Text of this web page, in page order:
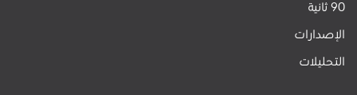
90 ثانية
الإصدارات
التحليلات